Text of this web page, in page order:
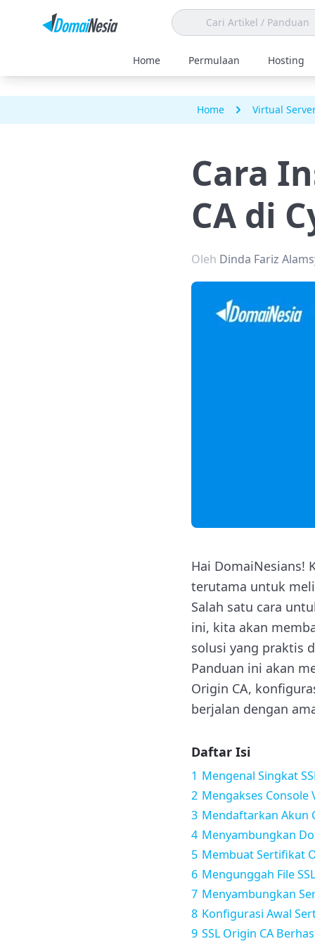
Home Permulaan Hosting
Home Virtual
Cara
CA di
Oleh Dinda Fariz
Hai DomaiNesians!
terutama untuk
Salah satu cara
ini, kita akan
solusi yang praktis
Panduan ini akan
Origin CA,
berjalan dengan
Daftar Isi
1 Mengenal Singkat
2 Mengakses Console
3 Mendaftarkan Akun
4 Menyambungkan
5 Membuat Sertifikat
6 Mengunggah File
7 Menyambungkan
8 Konfigurasi Awal
9 SSL Origin CA